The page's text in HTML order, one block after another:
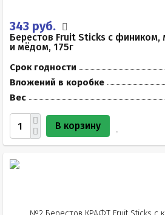
343 руб.
Берестов Fruit Stiсks с
и мёдом, 175г
Срок годности
Вложений в коробке
Вес
В корзину